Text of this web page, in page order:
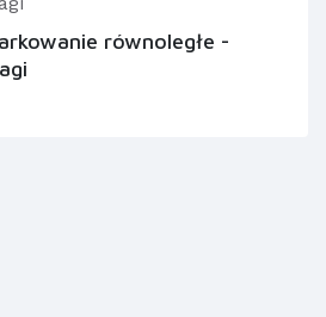
równoległe -